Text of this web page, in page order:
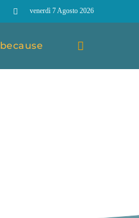
venerdì 7 Agosto 2026
because